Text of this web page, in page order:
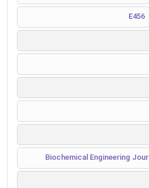
E456